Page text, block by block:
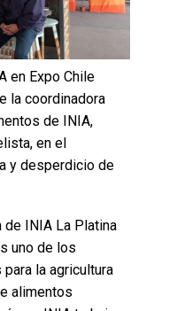
en Expo Chile
la coordinadora
de INIA,
en el
y desperdicio de
de INIA La Platina
uno de los
la agricultura
alimentos